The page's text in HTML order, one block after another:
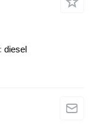
diesel